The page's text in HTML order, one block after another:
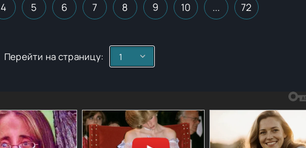
4 5 6 7 8 9 10 ... 72
Перейти на страницу: